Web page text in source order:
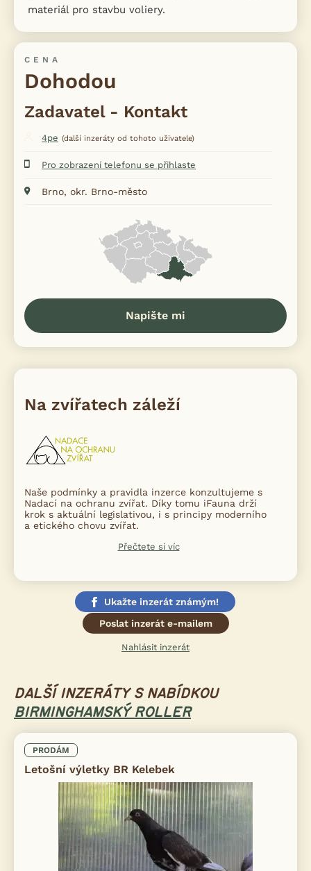
materiál pro stavbu voliery.
CENA
Dohodou
Zadavatel - Kontakt
4pe (další inzeráty od tohoto uživatele)
Pro zobrazení telefonu se přihlaste
Brno, okr. Brno-město
Napište mi
Na zvířatech záleží
Naše podmínky a pravidla inzerce konzultujeme s
Nadací na ochranu zvířat. Díky tomu iFauna drží
krok s aktuální legislativou, i s principy moderního
a etického chovu zvířat.
Přečtete si víc
Ukažte inzerát známým!
Poslat inzerát e-mailem
Nahlásit inzerát
DALŠÍ INZERÁTY S NABÍDKOU
BIRMINGHAMSKÝ ROLLER
PRODÁM
Letošní výletky BR Kelebek